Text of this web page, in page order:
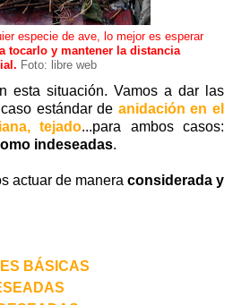
especie de ave, lo mejor es esperar
tocarlo y mantener la distancia
Foto: libre web
esta situación. Vamos a dar las
estándar de anidación en el
tejado...para ambos casos:
indeseadas.
actuar de manera considerada y
BÁSICAS